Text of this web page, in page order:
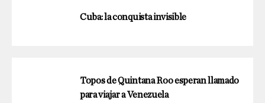
Cuba: la conquista invisible
Topos de Quintana Roo esperan llamado
para viajar a Venezuela